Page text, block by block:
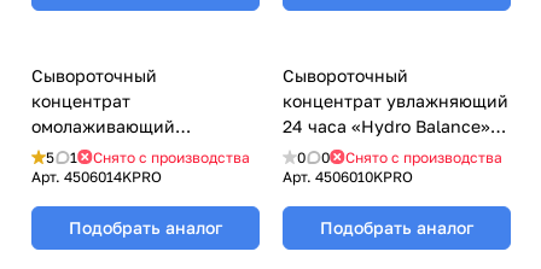
Сывороточный
концентрат
омолаживающий
«SuperLift Peptide» с
пептидами Beauty Style
(Бьюти Стайл) - 3 мл х 5 шт
5 1
Снято с производства
Арт. 4506014KPRO
Подобрать аналог
Сывороточный
концентрат увлажняющий
24 часа «Hydro Balance»
Beauty Style (Бьюти Стайл)
- 3 мл х 5 шт
0 0
Снято с производства
Арт. 4506010KPRO
Подобрать аналог